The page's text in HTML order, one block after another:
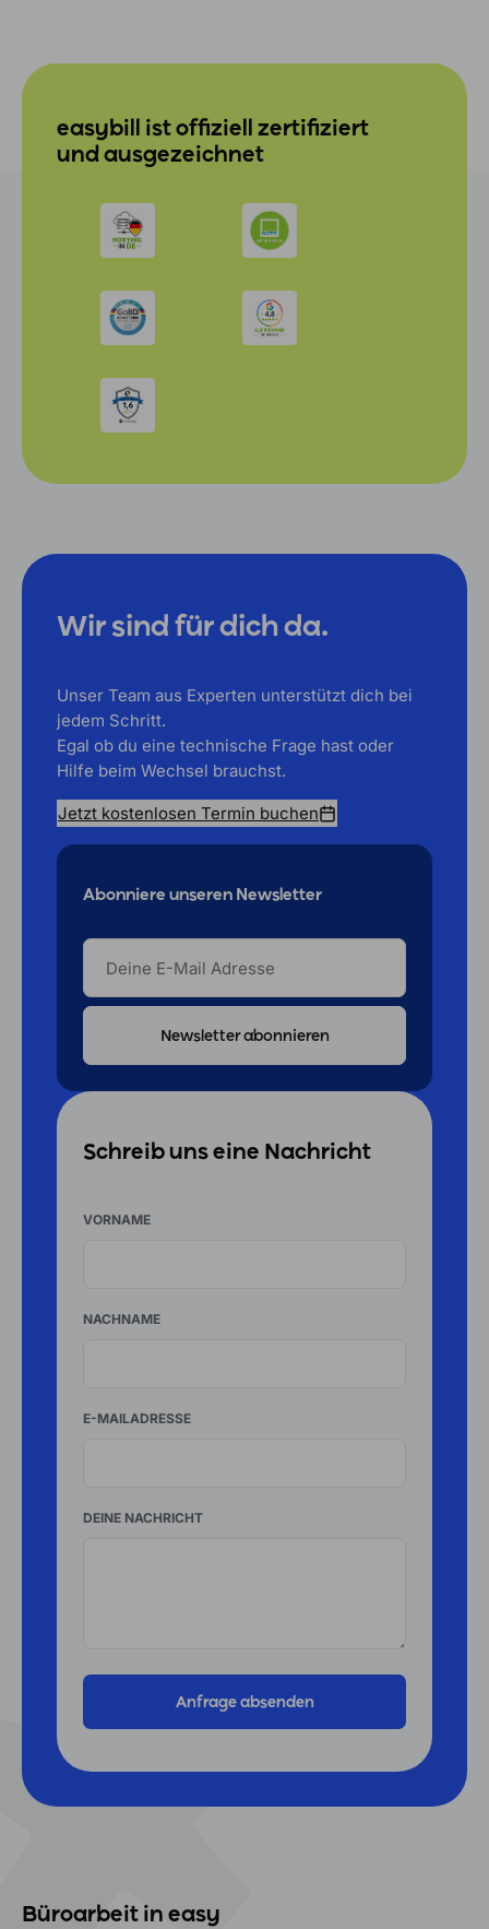
easybill ist offiziell zertifiziert
und ausgezeichnet
Wir sind für dich da.
Unser Team aus Experten unterstützt dich bei
jedem Schritt.
Egal ob du eine technische Frage hast oder
Hilfe beim Wechsel brauchst.
Jetzt kostenlosen Termin buchen
Abonniere unseren Newsletter
DEINE
MAIL
ADRESSE
Schreib uns eine Nachricht
VORNAME
NACHNAME
E-MAILADRESSE
DEINE NACHRICHT
Büroarbeit in easy